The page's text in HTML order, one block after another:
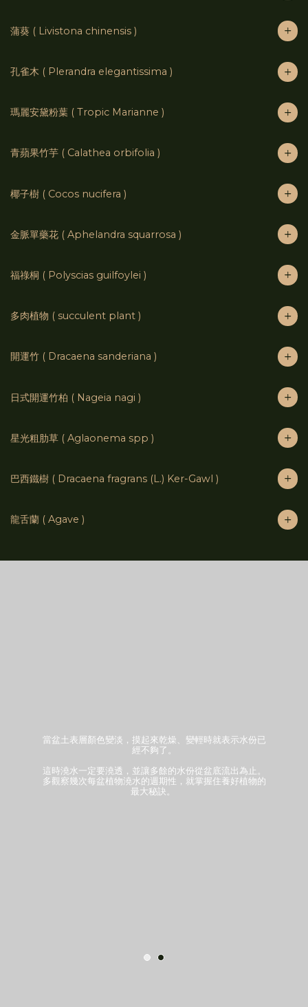
蒲葵 ( Livistona chinensis )
孔雀木 ( Plerandra elegantissima )
瑪麗安黛粉葉 ( Tropic Marianne )
青蘋果竹芋 ( Calathea orbifolia )
椰子樹 ( Cocos nucifera )
金脈單藥花 ( Aphelandra squarrosa )
福祿桐 ( Polyscias guilfoylei )
多肉植物 ( succulent plant )
開運竹 ( Dracaena sanderiana )
日式開運竹柏 ( Nageia nagi )
星光粗肋草 ( Aglaonema spp )
巴西鐵樹 ( Dracaena fragrans (L.) Ker-Gawl )
龍舌蘭 ( Agave )
當盆土表層顏色變淡，摸起來乾燥、變輕時就表示水份已
經不夠了。
這時澆水一定要澆透，並讓多餘的水份從盆底流出為止。
多觀察幾次每盆植物澆水的週期性，就掌握住養好植物的
最大秘訣。